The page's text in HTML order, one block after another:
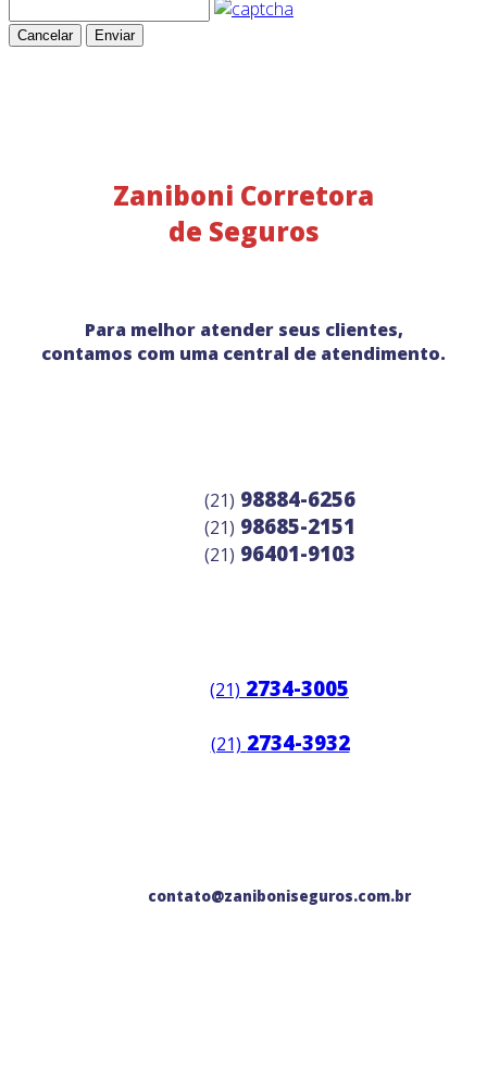
Cancelar Enviar
Zaniboni Corretora
de Seguros
Para melhor atender seus clientes,
contamos com uma central de atendimento.
(21) 98884-6256
(21) 98685-2151
(21) 96401-9103
(21) 2734-3005
(21) 2734-3932
contato@zaniboniseguros.com.br